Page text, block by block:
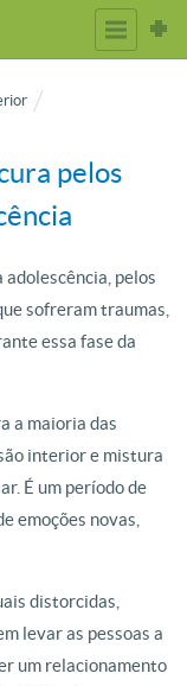
pelos
pelos
sofreram traumas,
essa fase da
a maioria das
interior e mistura
É um período de
emoções novas,
distorcidas,
levar as pessoas a
um relacionamento